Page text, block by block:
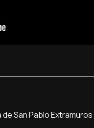
de San Pablo